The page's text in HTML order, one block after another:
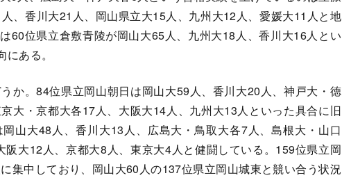
、香川大21人、岡山県立大15人、九州大12人、愛媛大11人と地
60位県立倉敷青陵が岡山大65人、九州大18人、香川大16人とい
ある。
か。84位県立岡山朝日は岡山大59人、香川大20人、神戸大・徳
大・京都大各17人、大阪大14人、九州大13人といった具合に旧
山大48人、香川大13人、広島大・鳥取大各7人、島根大・山口
大12人、京都大8人、東京大4人と健闘している。159位県立岡
集中しており、岡山大60人の137位県立岡山城東と競い合う状況